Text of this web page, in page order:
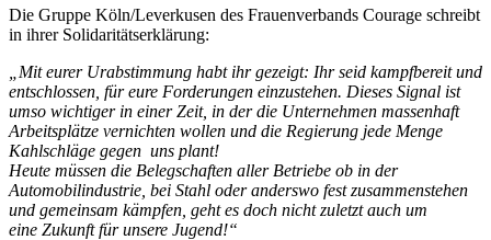
Die Gruppe Köln/Leverkusen des Frauenverbands Courage schreibt
in ihrer Solidaritätserklärung:
„Mit eurer Urabstimmung habt ihr gezeigt: Ihr seid kampfbereit und
entschlossen, für eure Forderungen einzustehen. Dieses Signal ist
umso wichtiger in einer Zeit, in der die Unternehmen massenhaft
Arbeitsplätze vernichten wollen und die Regierung jede Menge
Kahlschläge gegen uns plant!
Heute müssen die Belegschaften aller Betriebe ob in der
Automobilindustrie, bei Stahl oderanderswo fest zusammenstehen
und gemeinsam kämpfen, geht es doch nicht zuletzt auch um
eine Zukunft für unsere Jugend!“